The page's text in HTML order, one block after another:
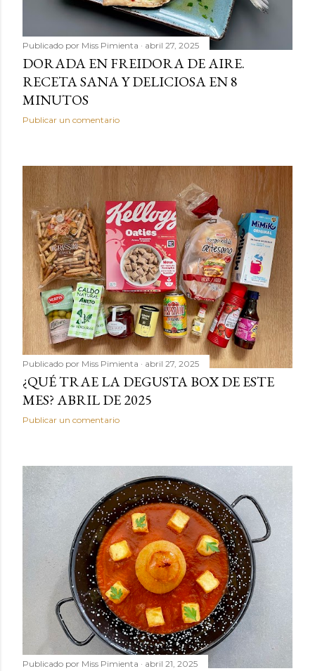
Publicado por Miss Pimienta abril 27, 2025
DORADA EN FREIDORA DE AIRE.
RECETA SANA Y DELICIOSA EN 8
MINUTOS
Publicar un comentario
Publicado por Miss Pimienta abril 27, 2025
¿QUÉ TRAE LA DEGUSTA BOX DE ESTE
MES? ABRIL DE 2025
Publicar un comentario
Publicado por Miss Pimienta abril 21, 2025